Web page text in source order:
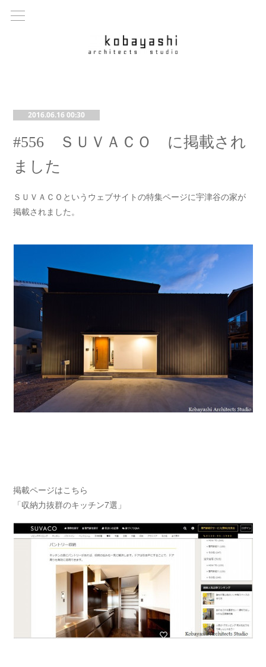
2016.06.16 00:30
#556 ＳＵＶＡＣＯ に掲載され
ました
ＳＵＶＡＣＯというウェブサイトの特集ページに宇津谷の家が
掲載されました。
掲載ページはこちら
「収納力抜群のキッチン7選」